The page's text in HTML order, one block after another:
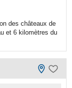
des châteaux de
et 6 kilomètres du